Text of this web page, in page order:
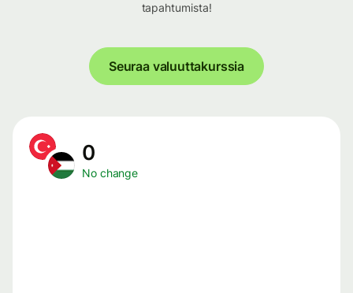
tapahtumista!
Seuraa valuuttakurssia
0
No change